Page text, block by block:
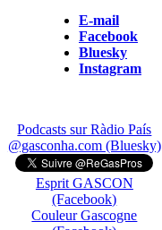
E-mail
Facebook
Bluesky
Instagram
Podcasts sur Ràdio País
@gasconha.com (Bluesky)
Esprit GASCON
(Facebook)
Couleur Gascogne